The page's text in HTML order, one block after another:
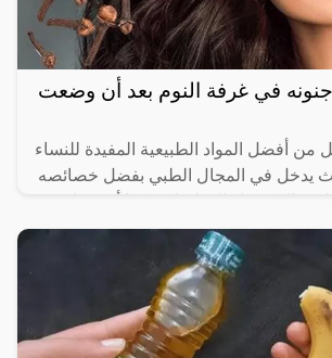
في غرفة النوم بعد أن وضعت
من أفضل المواد الطبيعية المفيدة للنساء
يدخل في المجال الطبي بفضل خصائصه